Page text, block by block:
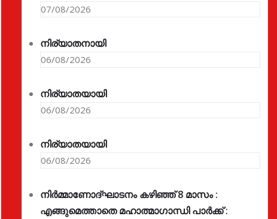
07/08/2026
നിര്യാതനായി
06/08/2026
നിര്യാതയായി
06/08/2026
നിര്യാതയായി
06/08/2026
നിർമ്മാണോദ്ഘാടനം കഴിഞ്ഞ് 8 മാസം :
എങ്ങുമെത്താതെ മഹാത്മാഗാന്ധി പാർക്ക് :